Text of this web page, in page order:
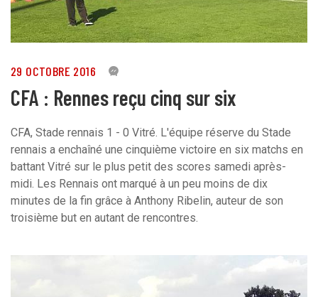
29 OCTOBRE 2016 4
CFA : Rennes reçu cinq sur six
CFA, Stade rennais 1 - 0 Vitré. L'équipe réserve du Stade
rennais a enchaîné une cinquième victoire en six matchs en
battant Vitré sur le plus petit des scores samedi après-
midi. Les Rennais ont marqué à un peu moins de dix
minutes de la fin grâce à Anthony Ribelin, auteur de son
troisième but en autant de rencontres.